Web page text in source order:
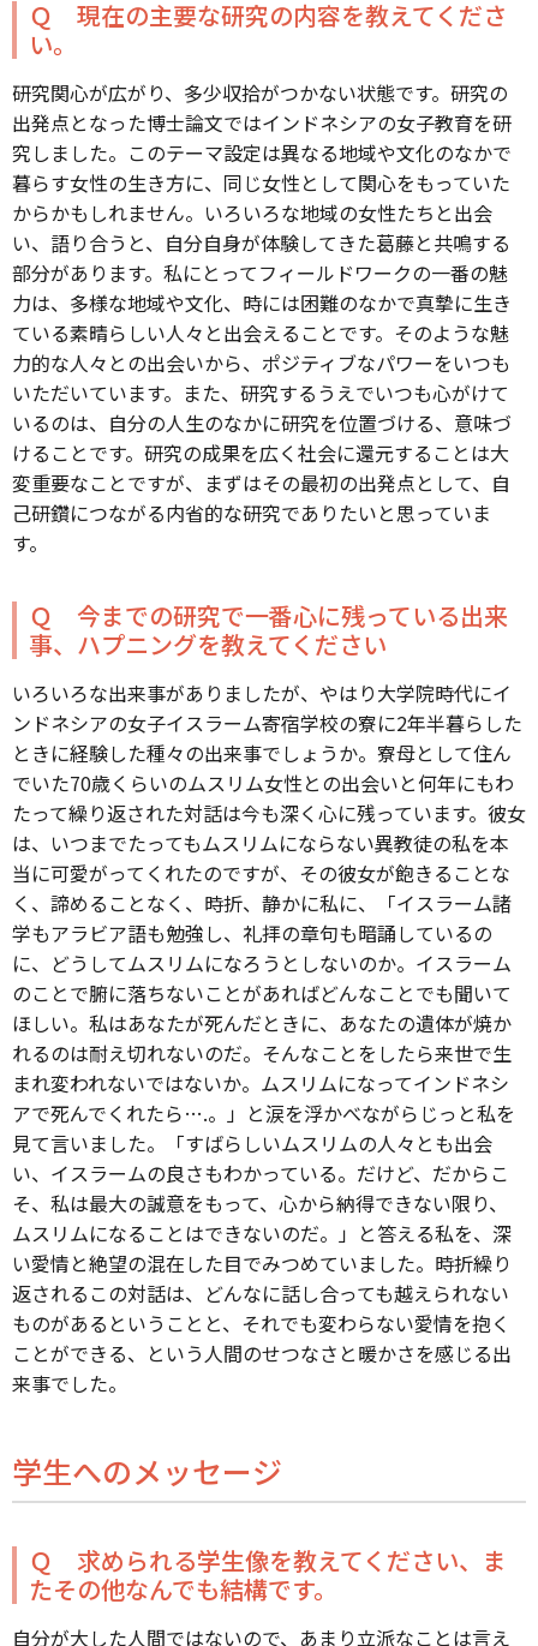
Ｑ 現在の主要な研究の内容を教えてくださ
い。
研究関心が広がり、多少収拾がつかない状態です。研究の
出発点となった博士論文ではインドネシアの女子教育を研
究しました。このテーマ設定は異なる地域や文化のなかで
暮らす女性の生き方に、同じ女性として関心をもっていた
からかもしれません。いろいろな地域の女性たちと出会
い、語り合うと、自分自身が体験してきた葛藤と共鳴する
部分があります。私にとってフィールドワークの一番の魅
力は、多様な地域や文化、時には困難のなかで真摯に生き
ている素晴らしい人々と出会えることです。そのような魅
力的な人々との出会いから、ポジティブなパワーをいつも
いただいています。また、研究するうえでいつも心がけて
いるのは、自分の人生のなかに研究を位置づける、意味づ
けることです。研究の成果を広く社会に還元することは大
変重要なことですが、まずはその最初の出発点として、自
己研鑽につながる内省的な研究でありたいと思っていま
す。
Ｑ 今までの研究で一番心に残っている出来
事、ハプニングを教えてください
いろいろな出来事がありましたが、やはり大学院時代にイ
ンドネシアの女子イスラーム寄宿学校の寮に2年半暮らした
ときに経験した種々の出来事でしょうか。寮母として住ん
でいた70歳くらいのムスリム女性との出会いと何年にもわ
たって繰り返された対話は今も深く心に残っています。彼女
は、いつまでたってもムスリムにならない異教徒の私を本
当に可愛がってくれたのですが、その彼女が飽きることな
く、諦めることなく、時折、静かに私に、「イスラーム諸
学もアラビア語も勉強し、礼拝の章句も暗誦しているの
に、どうしてムスリムになろうとしないのか。イスラーム
のことで腑に落ちないことがあればどんなことでも聞いて
ほしい。私はあなたが死んだときに、あなたの遺体が焼か
れるのは耐え切れないのだ。そんなことをしたら来世で生
まれ変われないではないか。ムスリムになってインドネシ
アで死んでくれたら….。」と涙を浮かべながらじっと私を
見て言いました。「すばらしいムスリムの人々とも出会
い、イスラームの良さもわかっている。だけど、だからこ
そ、私は最大の誠意をもって、心から納得できない限り、
ムスリムになることはできないのだ。」と答える私を、深
い愛情と絶望の混在した目でみつめていました。時折繰り
返されるこの対話は、どんなに話し合っても越えられない
ものがあるということと、それでも変わらない愛情を抱く
ことができる、という人間のせつなさと暖かさを感じる出
来事でした。
学生へのメッセージ
Ｑ 求められる学生像を教えてください、ま
たその他なんでも結構です。
自分が大した人間ではないので、あまり立派なことは言え